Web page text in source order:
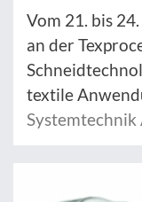
Vom 21. bis
an der
textile
Systemtechnik